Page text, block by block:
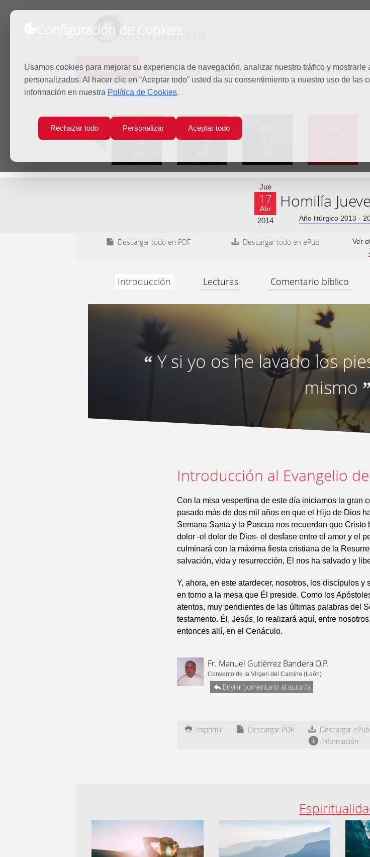
Configuración de Cookies
Usamos cookies para mejorar su experiencia de navegación, analizar nuestro tráfico y mostrarle
personalizados. Al hacer clic en “Aceptar todo” usted da su consentimiento a nuestro uso de las
información en nuestra Política de Cookies.
Rechazar todo Personalizar Aceptar todo
dominicos
Predicación Espiritualidad Estudio Quiénes somos Misión
Inicio Predicación Jueves Santo
Lun
14
Mar
15
Jue
17
Abr
2014
Homilía
Año litúrgico 2013 -
Descargar todo en PDF Descargar todo en ePub Ver
Introducción Lecturas Comentario bíblico
“ Y si yo os he lavado los
mismo ”
Introducción al Evangelio
Con la misa vespertina de este día iniciamos la gran
pasado más de dos mil años en que el Hijo de Dios
Semana Santa y la Pascua nos recuerdan que
dolor -el dolor de Dios- el desfase entre el amor y el
culminará con la máxima fiesta cristiana de la
salvación, vida y resurrección, El nos ha salvado y
Y, ahora, en este atardecer, nosotros, los discípulos
en torno a la mesa que Él preside. Como los
atentos, muy pendientes de las últimas palabras del
testamento. Él, Jesús, lo realizará aquí, entre
entonces allí, en el Cenáculo.
Fr. Manuel Gutiérrez Bandera O.P.
Convento de la Virgen del Camino (León)
Enviar comentario al autor/a
Imprimir Descargar PDF Descargar ePub
Información